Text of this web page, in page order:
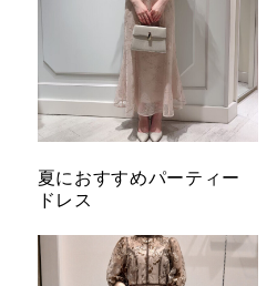
夏におすすめパーティー
ドレス